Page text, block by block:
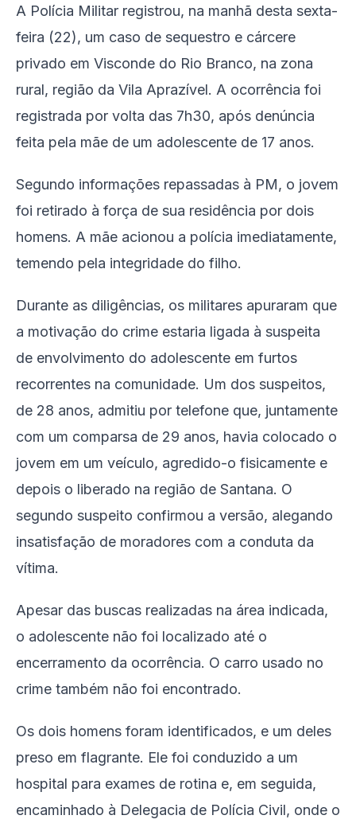
A Polícia Militar registrou, na manhã desta sexta-
feira (22), um caso de sequestro e cárcere
privado em Visconde do Rio Branco, na zona
rural, região da Vila Aprazível. A ocorrência foi
registrada por volta das 7h30, após denúncia
feita pela mãe de um adolescente de 17 anos.
Segundo informações repassadas à PM, o jovem
foi retirado à força de sua residência por dois
homens. A mãe acionou a polícia imediatamente,
temendo pela integridade do filho.
Durante as diligências, os militares apuraram que
a motivação do crime estaria ligada à suspeita
de envolvimento do adolescente em furtos
recorrentes na comunidade. Um dos suspeitos,
de 28 anos, admitiu por telefone que, juntamente
com um comparsa de 29 anos, havia colocado o
jovem em um veículo, agredido-o fisicamente e
depois o liberado na região de Santana. O
segundo suspeito confirmou a versão, alegando
insatisfação de moradores com a conduta da
vítima.
Apesar das buscas realizadas na área indicada,
o adolescente não foi localizado até o
encerramento da ocorrência. O carro usado no
crime também não foi encontrado.
Os dois homens foram identificados, e um deles
preso em flagrante. Ele foi conduzido a um
hospital para exames de rotina e, em seguida,
encaminhado à Delegacia de Polícia Civil, onde o